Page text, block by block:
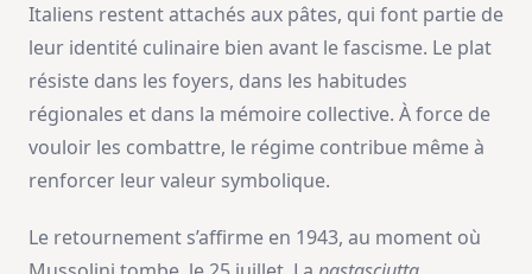
Italiens restent attachés aux pâtes, qui font partie de
leur identité culinaire bien avant le fascisme. Le plat
résiste dans les foyers, dans les habitudes
régionales et dans la mémoire collective. À force de
vouloir les combattre, le régime contribue même à
renforcer leur valeur symbolique.
Le retournement s’affirme en 1943, au moment où